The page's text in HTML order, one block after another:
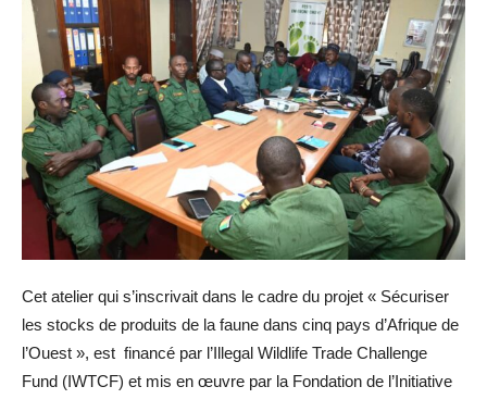
Cet atelier qui s’inscrivait dans le cadre du projet « Sécuriser
les stocks de produits de la faune dans cinq pays d’Afrique de
l’Ouest », est financé par l’Illegal Wildlife Trade Challenge
Fund (IWTCF) et mis en œuvre par la Fondation de l’Initiative